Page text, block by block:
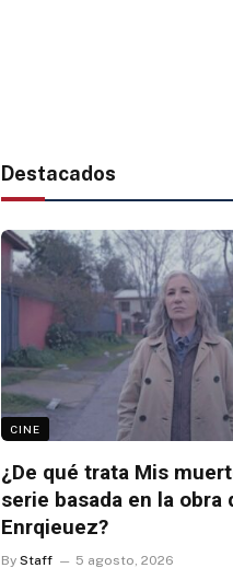
Destacados
CINE
¿De qué trata Mis
serie basada en la obra
Enrqieuez?
By Staff 5 agosto, 2026